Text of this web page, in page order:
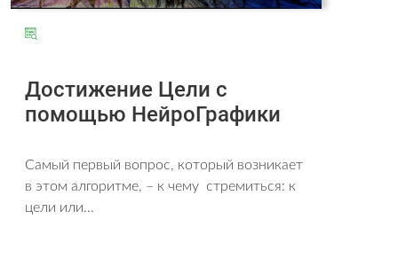
Достижение Цели с
помощью НейроГрафики
Самый первый вопрос, который возникает
в этом алгоритме, – к чему стремиться: к
цели или...